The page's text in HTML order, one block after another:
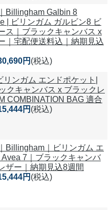
Billingham Galbin 8
| ビリンガム ガルビン8 ビ
ス｜ブラックキャンバス x
｜宅配便送料込｜納期見込
円 (税込)
ンガム エンドポケット|
クキャンバス x ブラックレ
COMBINATION BAG 適合
円 (税込)
Billingham｜ビリンガム エ
7｜ブラックキャンバ
ザー｜納期見込8週間
円 (税込)